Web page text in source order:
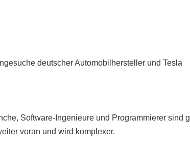
deutscher Automobilhersteller und Tesla
Software-Ingenieure und Programmierer sind
voran und wird komplexer.